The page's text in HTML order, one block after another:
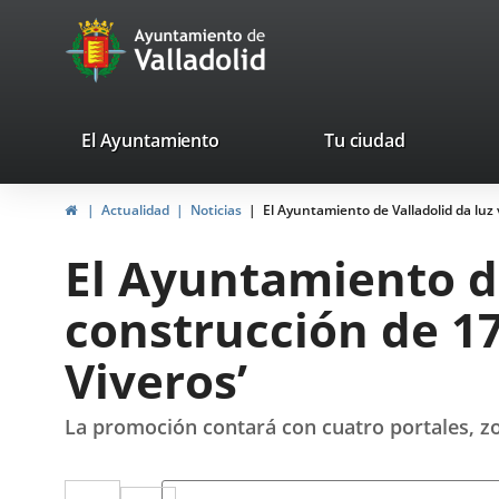
Portal
Web
Ayuntamiento
de
valladolid.es
El Ayuntamiento Tu ciudad
HomeActualidad Noticias El Ayuntamiento de Valladolid da luz
El Ayuntamiento
construcción de
Viveros’
La promoción contará con cuatro portales,